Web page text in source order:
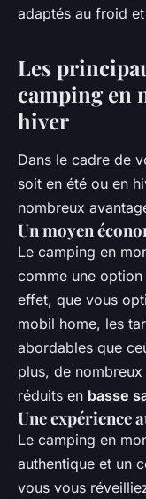
adaptés au froid
Les
camping en
hiver
Dans le cadre de
soit en été ou en
nombreux
Un moyen
Le camping en
comme une
effet, que vous
mobil home, les
abordables que
plus, de
réduits en basse
Une expérience
Le camping en
authentique et un
vous vous